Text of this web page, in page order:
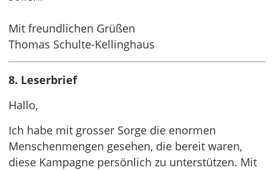
Mit freundlichen Grüßen
Thomas Schulte-Kellinghaus
8. Leserbrief
Hallo,
Ich habe mit grosser Sorge die enormen
Menschenmengen gesehen, die bereit waren,
diese Kampagne persönlich zu unterstützen. Mit